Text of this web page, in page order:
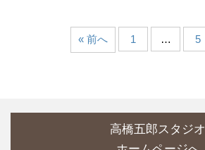
« 前へ 1 … 5
高橋五郎スタジオ